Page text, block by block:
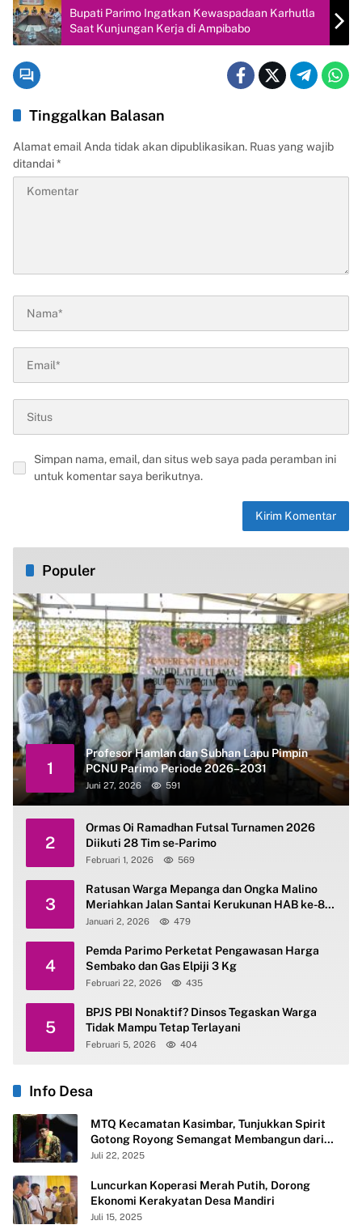
Bupati Parimo Ingatkan Kewaspadaan Karhutla
Saat Kunjungan Kerja di Ampibabo
Tinggalkan Balasan
Alamat email Anda tidak akan dipublikasikan. Ruas yang wajib
ditandai*
Simpan nama, email, dan situs web saya pada peramban ini
untuk komentar saya berikutnya.
Populer
1
Profesor Hamlan dan Subhan Lapu Pimpin
PCNU Parimo Periode 2026–2031
Juni 27, 2026 591
2
Ormas Oi Ramadhan Futsal Turnamen 2026
Diikuti 28 Tim se-Parimo
Februari 1, 2026 569
3
Ratusan Warga Mepanga dan Ongka Malino
Meriahkan Jalan Santai Kerukunan HAB ke-80
Kemenag Parimo
Januari 2, 2026 479
4
Pemda Parimo Perketat Pengawasan Harga
Sembako dan Gas Elpiji 3 Kg
Februari 22, 2026 435
5
BPJS PBI Nonaktif? Dinsos Tegaskan Warga
Tidak Mampu Tetap Terlayani
Februari 5, 2026 404
Info Desa
MTQ Kecamatan Kasimbar, Tunjukkan Spirit
Gotong Royong Semangat Membangun dari
Desa
Juli 22, 2025
Luncurkan Koperasi Merah Putih, Dorong
Ekonomi Kerakyatan Desa Mandiri
Juli 15, 2025